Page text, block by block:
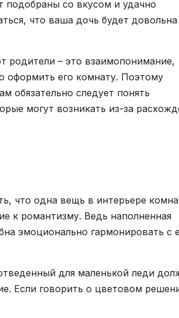
подобраны со вкусом и удачно
что ваша дочь будет довольна
родители – это взаимопонимание,
оформить его комнату. Поэтому
обязательно следует понять
могут возникать из-за
что одна вещь в интерьере
к романтизму. Ведь наполненная
эмоционально гармонировать с
для маленькой леди
Если говорить о цветовом